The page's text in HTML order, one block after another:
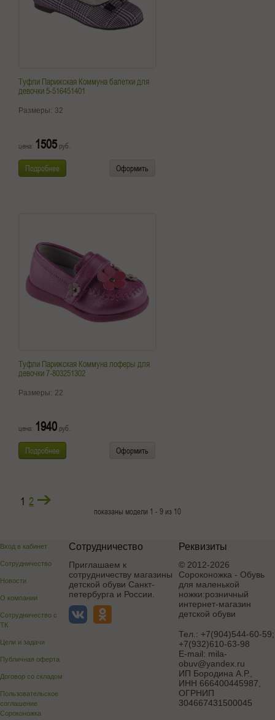
Туфли Парижская Коммуна балетки для
девочки 5-516451401
Размеры: 32
цена: 1505 руб.
Подробнее Оформить
Туфли Парижская Коммуна лоферы для
девочки 7-803251302
Размеры: 22
цена: 1940 руб.
Подробнее Оформить
1 2
показаны модели 1 - 9 из 10
Вход в кабинет
Сотрудничество
Новости
О компании
Сотрудничество с
ТК
Цели и задачи
Публичная оферта
Договор со складом
Пользовательское
соглашение
Сороконожка
Сотрудничество
Приглашаем к
сотрудничеству магазины
детской обуви Санкт-
петербурга и России.
Реквизиты
© 2012-2026
Сороконожка - Обувь
для маленькой
ножки:розничный
интернет-магазин
детской обуви
Тел.: +7(904)544-60-59;
+7(932)610-63-98
E-mail: mila-
obuv@yandex.ru
ИП Бородина А.Р.
ИНН 666400445987,
ОГРНИП
304667431500045